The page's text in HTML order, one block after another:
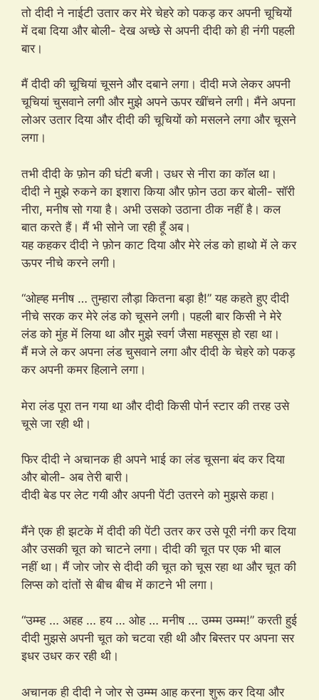
तो दीदी ने नाईटी उतार कर मेरे चेहरे को पकड़ कर अपनी चूचियों
में दबा दिया और बोली- देख अच्छे से अपनी दीदी को ही नंगी पहली
बार।
मैं दीदी की चूचियां चूसने और दबाने लगा। दीदी मजे लेकर अपनी
चूचियां चुसवाने लगी और मुझे अपने ऊपर खींचने लगी। मैंने अपना
लोअर उतार दिया और दीदी की चूचियों को मसलने लगा और चूसने
लगा।
तभी दीदी के फ़ोन की घंटी बजी। उधर से नीरा का कॉल था।
दीदी ने मुझे रुकने का इशारा किया और फ़ोन उठा कर बोली- सॉरी
नीरा, मनीष सो गया है। अभी उसको उठाना ठीक नहीं है। कल
बात करते हैं। मैं भी सोने जा रही हूँ अब।
यह कहकर दीदी ने फ़ोन काट दिया और मेरे लंड को हाथो में ले कर
ऊपर नीचे करने लगी।
“ओह्ह मनीष … तुम्हारा लौड़ा कितना बड़ा है!” यह कहते हुए दीदी
नीचे सरक कर मेरे लंड को चूसने लगी। पहली बार किसी ने मेरे
लंड को मुंह में लिया था और मुझे स्वर्ग जैसा महसूस हो रहा था।
मैं मजे ले कर अपना लंड चुसवाने लगा और दीदी के चेहरे को पकड़
कर अपनी कमर हिलाने लगा।
मेरा लंड पूरा तन गया था और दीदी किसी पोर्न स्टार की तरह उसे
चूसे जा रही थी।
फिर दीदी ने अचानक ही अपने भाई का लंड चूसना बंद कर दिया
और बोली- अब तेरी बारी।
दीदी बेड पर लेट गयी और अपनी पेंटी उतरने को मुझसे कहा।
मैंने एक ही झटके में दीदी की पेंटी उतर कर उसे पूरी नंगी कर दिया
और उसकी चूत को चाटने लगा। दीदी की चूत पर एक भी बाल
नहीं था। मैं जोर जोर से दीदी की चूत को चूस रहा था और चूत की
लिप्स को दांतों से बीच बीच में काटने भी लगा।
“उम्म्ह … अहह … हय … ओह … मनीष … उम्म्म उम्म्म!” करती हुई
दीदी मुझसे अपनी चूत को चटवा रही थी और बिस्तर पर अपना सर
इधर उधर कर रही थी।
अचानक ही दीदी ने जोर से उम्म्म आह करना शुरू कर दिया और